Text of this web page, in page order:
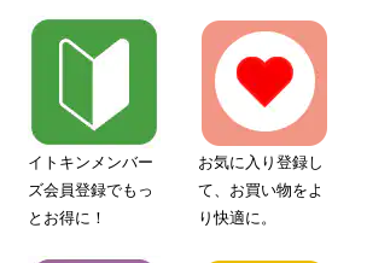
イトキンメンバー
ズ会員登録でもっ
とお得に！
お気に入り登録し
て、お買い物をよ
り快適に。